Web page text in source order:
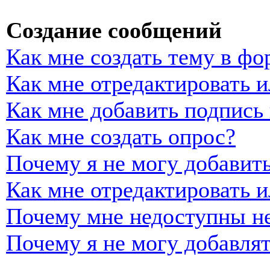
Создание сообщений
Как мне создать тему в
Как мне отредактировать
Как мне добавить
Как мне создать опрос?
Почему я не могу
Как мне отредактировать
Почему мне недоступны
Почему я не могу